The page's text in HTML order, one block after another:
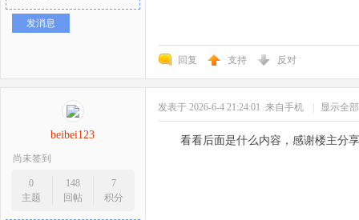
发消息
回复 支持 反对
beibei123
尚未签到
0
主题
148
回帖
7
积分
发表于 2026-6-4 21:24:01 来自手机 显示全
看看后面是什么内容，感谢楼主分享